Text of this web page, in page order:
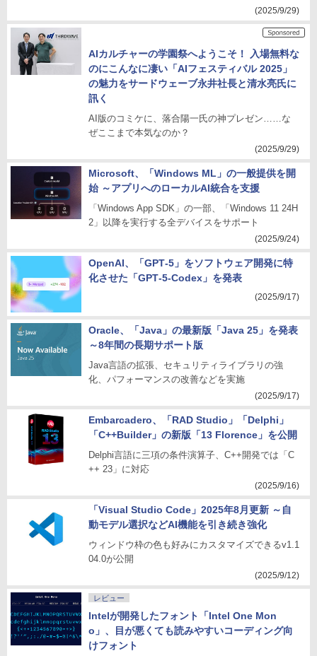
(2025/9/29)
AIカルチャーの学園祭へようこそ！ 入場無料な
のにこんなに凄い「AIフェスティバル 2025」
の魅力をサードウェーブ永井社長と清水亮氏に
訊く
AI版のコミケに、落合陽一氏の神プレゼン……な
ぜここまで本気なのか？
(2025/9/29)
Microsoft、「Windows ML」の一般提供を開
始 ～アプリへのローカルAI統合を支援
「Windows App SDK」の一部、「Windows 11 24H
2」以降を実行する全デバイスをサポート
(2025/9/24)
OpenAI、「GPT‑5」をソフトウェア開発に特
化させた「GPT‑5-Codex」を発表
(2025/9/17)
Oracle、「Java」の最新版「Java 25」を発表
～8年間の長期サポート版
Java言語の拡張、セキュリティライブラリの強
化、パフォーマンスの改善などを実施
(2025/9/17)
Embarcadero、「RAD Studio」「Delphi」
「C++Builder」の新版「13 Florence」を公開
Delphi言語に三項の条件演算子、C++開発では「C
++ 23」に対応
(2025/9/16)
「Visual Studio Code」2025年8月更新 ～自
動モデル選択などAI機能を引き続き強化
ウィンドウ枠の色も好みにカスタマイズできるv1.1
04.0が公開
(2025/9/12)
レビュー
Intelが開発したフォント「Intel One Mon
o」、目が悪くても読みやすいコーディング向
けフォント